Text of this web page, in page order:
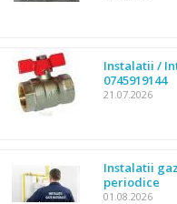
Instalatii /
0745919144
21.07.2026
Instalatii
periodice
01.08.2026